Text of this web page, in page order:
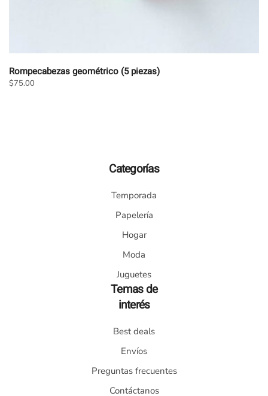
Rompecabezas geométrico (5 piezas)
$75.00
Categorías
Temporada
Papelería
Hogar
Moda
Juguetes
Temas de
interés
Best deals
Envíos
Preguntas frecuentes
Contáctanos